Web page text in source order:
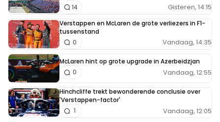
Gisteren, 14:15
14
Verstappen en McLaren de grote verliezers in F1-
tussenstand
Vandaag, 14:35
0
McLaren hint op grote upgrade in Azerbeidzjan
Vandaag, 12:55
0
Hinchcliffe trekt bewonderende conclusie over
'Verstappen-factor'
Vandaag, 12:05
1